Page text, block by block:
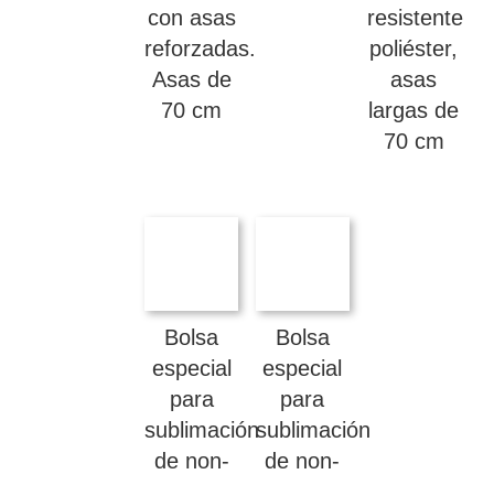
con asas
reforzadas.
Asas de
70 cm
resistente
poliéster,
asas
largas de
70 cm
Bolsa
especial
para
sublimación
de non-
Bolsa
especial
para
sublimación
de non-